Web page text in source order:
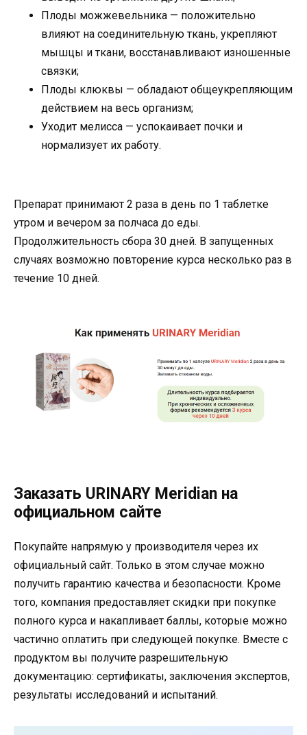
Плоды можжевельника — положительно
влияют на соединительную ткань, укрепляют
мышцы и ткани, восстанавливают изношенные
связки;
Плоды клюквы — обладают общеукрепляющим
действием на весь организм;
Уходит мелисса — успокаивает почки и
нормализует их работу.
Препарат принимают 2 раза в день по 1 таблетке
утром и вечером за полчаса до еды.
Продолжительность сбора 30 дней. В запущенных
случаях возможно повторение курса несколько раз в
течение 10 дней.
Заказать URINARY Meridian на
официальном сайте
Покупайте напрямую у производителя через их
официальный сайт. Только в этом случае можно
получить гарантию качества и безопасности. Кроме
того, компания предоставляет скидки при покупке
полного курса и накапливает баллы, которые можно
частично оплатить при следующей покупке. Вместе с
продуктом вы получите разрешительную
документацию: сертификаты, заключения экспертов,
результаты исследований и испытаний.